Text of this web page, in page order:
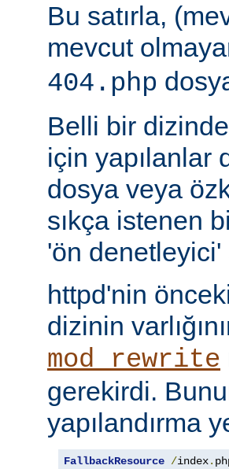
Bu satırla,
mevcut
404.php
Belli bir
için yapılanlar
dosya veya
sıkça istenen
'ön denetleyici'
httpd'nin
dizinin
mod_rewrite
gerekirdi.
yapılandırma
FallbackResource /index.